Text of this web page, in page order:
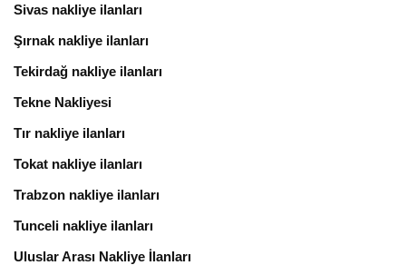
Sivas nakliye ilanları
Şırnak nakliye ilanları
Tekirdağ nakliye ilanları
Tekne Nakliyesi
Tır nakliye ilanları
Tokat nakliye ilanları
Trabzon nakliye ilanları
Tunceli nakliye ilanları
Uluslar Arası Nakliye İlanları